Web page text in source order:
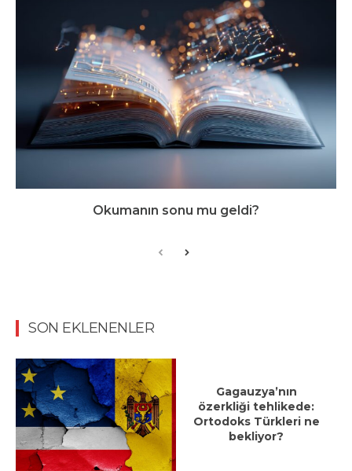
Okumanın sonu mu geldi?
SON EKLENENLER
Gagauzya’nın
özerkliği tehlikede:
Ortodoks Türkleri ne
bekliyor?